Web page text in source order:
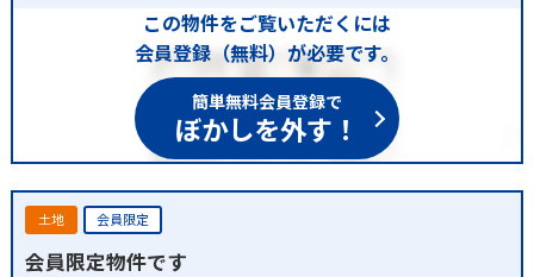
この物件をご覧いただくには
会員登録（無料）が必要です。
簡単無料会員登録で
ぼかしを外す！
土地 会員限定
会員限定物件です